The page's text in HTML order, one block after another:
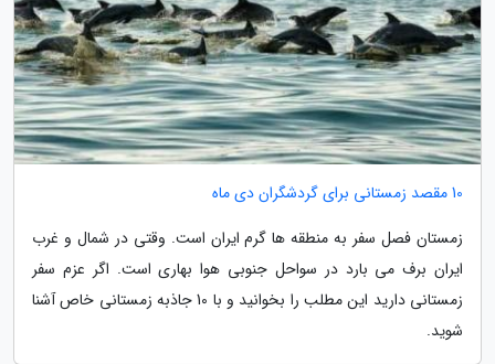
10 مقصد زمستانی برای گردشگران دی ماه
زمستان فصل سفر به منطقه ها گرم ایران است. وقتی در شمال و غرب
ایران برف می بارد در سواحل جنوبی هوا بهاری است. اگر عزم سفر
زمستانی دارید این مطلب را بخوانید و با 10 جاذبه زمستانی خاص آشنا
شوید.